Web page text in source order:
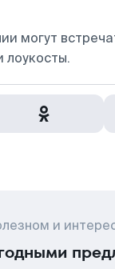
могут
лоукосты.
и